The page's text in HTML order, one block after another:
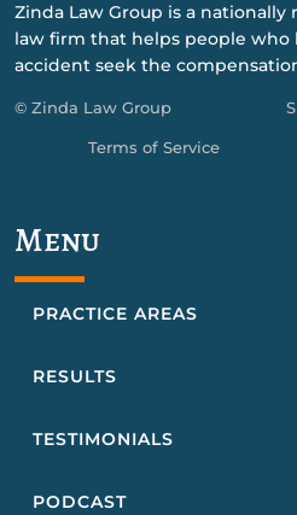
Zinda Law Group is a
law firm that helps people who
accident seek the
© Zinda Law Group
Terms of Service
Menu
PRACTICE AREAS
RESULTS
TESTIMONIALS
PODCAST